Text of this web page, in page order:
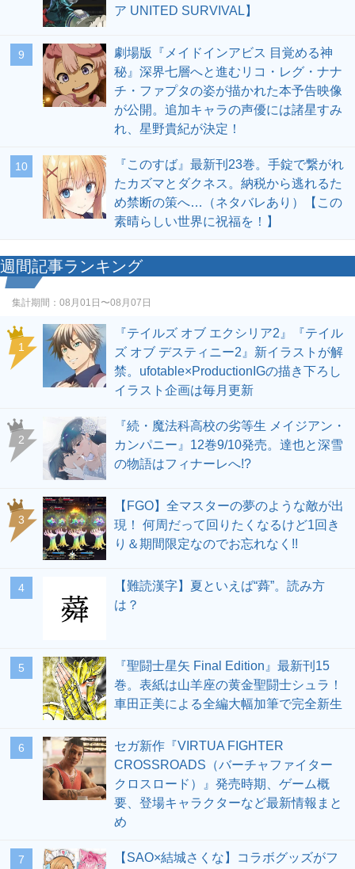
ア UNITED SURVIVAL】
9
劇場版『メイドインアビス 目覚める神
秘』深界七層へと進むリコ・レグ・ナナ
チ・ファプタの姿が描かれた本予告映像
が公開。追加キャラの声優には諸星すみ
れ、星野貴紀が決定！
10
『このすば』最新刊23巻。手錠で繋がれ
たカズマとダクネス。納税から逃れるた
め禁断の策へ…（ネタバレあり）【この
素晴らしい世界に祝福を！】
週間記事ランキング
集計期間： 08月01日〜08月07日
1
『テイルズ オブ エクシリア2』『テイル
ズ オブ デスティニー2』新イラストが解
禁。ufotable×ProductionIGの描き下ろし
イラスト企画は毎月更新
2
『続・魔法科高校の劣等生 メイジアン・
カンパニー』12巻9/10発売。達也と深雪
の物語はフィナーレへ!?
3
【FGO】全マスターの夢のような敵が出
現！ 何周だって回りたくなるけど1回き
り＆期間限定なのでお忘れなく!!
4
【難読漢字】夏といえば“蕣”。読み方
は？
5
『聖闘士星矢 Final Edition』最新刊15
巻。表紙は山羊座の黄金聖闘士シュラ！
車田正美による全編大幅加筆で完全新生
6
セガ新作『VIRTUA FIGHTER
CROSSROADS（バーチャファイター
クロスロード）』発売時期、ゲーム概
要、登場キャラクターなど最新情報まと
め
7
【SAO×結城さくな】コラボグッズがフ